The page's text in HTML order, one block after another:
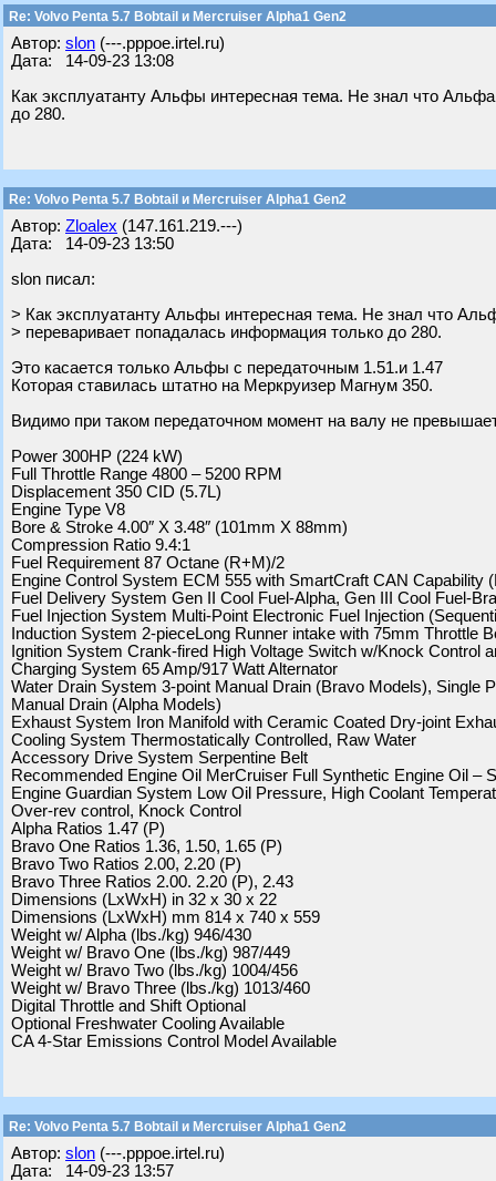
Re: Volvo Penta 5.7 Bobtail и Mercruiser Alpha1 Gen2
Автор: slon (---.pppoe.irtel.ru)
Дата: 14-09-23 13:08
Как эксплуатанту Альфы интересная тема. Не знал что
до 280.
Re: Volvo Penta 5.7 Bobtail и Mercruiser Alpha1 Gen2
Автор: Zloalex (147.161.219.---)
Дата: 14-09-23 13:50
slon писал:
> Как эксплуатанту Альфы интересная тема. Не знал что
> переваривает попадалась информация только до 280.
Это касается только Альфы с передаточным 1.51.и 1.47
Которая ставилась штатно на Меркруизер Магнум 350.
Видимо при таком передаточном момент на валу не
Power 300HP (224 kW)
Full Throttle Range 4800 – 5200 RPM
Displacement 350 CID (5.7L)
Engine Type V8
Bore & Stroke 4.00″ X 3.48″ (101mm X 88mm)
Compression Ratio 9.4:1
Fuel Requirement 87 Octane (R+M)/2
Engine Control System ECM 555 with SmartCraft CAN Capability
Fuel Delivery System Gen II Cool Fuel-Alpha, Gen III Cool Fuel-
Fuel Injection System Multi-Point Electronic Fuel Injection
Induction System 2-pieceLong Runner intake with 75mm Throttle
Ignition System Crank-fired High Voltage Switch w/Knock Control
Charging System 65 Amp/917 Watt Alternator
Water Drain System 3-point Manual Drain (Bravo Models), Single
Manual Drain (Alpha Models)
Exhaust System Iron Manifold with Ceramic Coated Dry-joint
Cooling System Thermostatically Controlled, Raw Water
Accessory Drive System Serpentine Belt
Recommended Engine Oil MerCruiser Full Synthetic Engine Oil –
Engine Guardian System Low Oil Pressure, High Coolant
Over-rev control, Knock Control
Alpha Ratios 1.47 (P)
Bravo One Ratios 1.36, 1.50, 1.65 (P)
Bravo Two Ratios 2.00, 2.20 (P)
Bravo Three Ratios 2.00. 2.20 (P), 2.43
Dimensions (LxWxH) in 32 x 30 x 22
Dimensions (LxWxH) mm 814 x 740 x 559
Weight w/ Alpha (lbs./kg) 946/430
Weight w/ Bravo One (lbs./kg) 987/449
Weight w/ Bravo Two (lbs./kg) 1004/456
Weight w/ Bravo Three (lbs./kg) 1013/460
Digital Throttle and Shift Optional
Optional Freshwater Cooling Available
CA 4-Star Emissions Control Model Available
Re: Volvo Penta 5.7 Bobtail и Mercruiser Alpha1 Gen2
Автор: slon (---.pppoe.irtel.ru)
Дата: 14-09-23 13:57